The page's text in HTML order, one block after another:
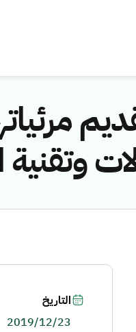
وتقنية
التاريخ
2019/12/23